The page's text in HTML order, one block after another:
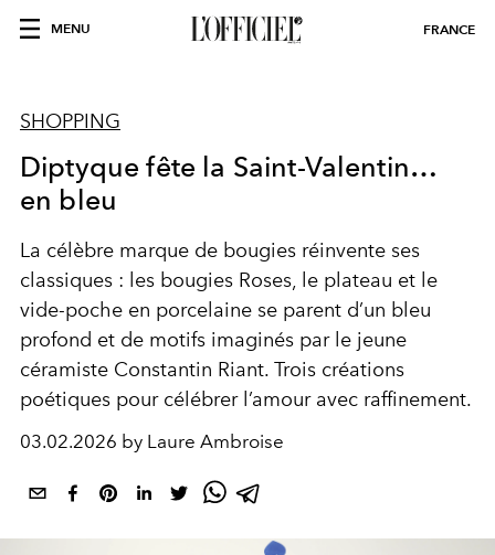
MENU FRANCE
SHOPPING
Diptyque fête la Saint-Valentin…
en bleu
La célèbre marque de bougies réinvente ses
classiques : les bougies Roses, le plateau et le
vide-poche en porcelaine se parent d’un bleu
profond et de motifs imaginés par le jeune
céramiste Constantin Riant. Trois créations
poétiques pour célébrer l’amour avec raffinement.
03.02.2026 by Laure Ambroise